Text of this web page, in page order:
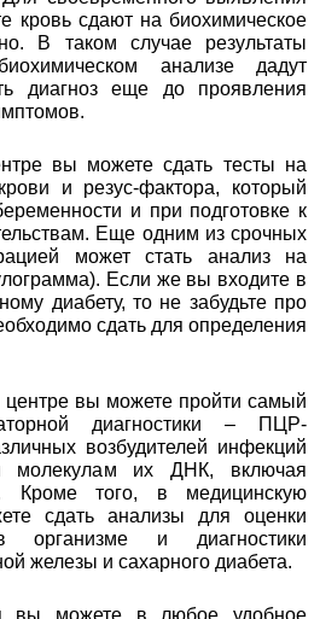
кровь сдают на биохимическое
В таком случае результаты
анализе дадут
диагноз еще до проявления
вы можете сдать тесты на
и резус-фактора, который
и при подготовке к
Еще одним из срочных
может стать анализ на
Если же вы входите в
диабету, то не забудьте про
сдать для определения
вы можете пройти самый
диагностики – ПЦР-
возбудителей инфекций
молекулам их ДНК, включая
Кроме того, в медицинскую
сдать анализы для оценки
и диагностики
железы и сахарного диабета.
вы можете в любое удобное